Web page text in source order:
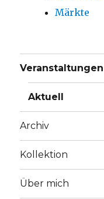
Märkte
Veranstaltungen
Aktuell
Archiv
Kollektion
Über mich